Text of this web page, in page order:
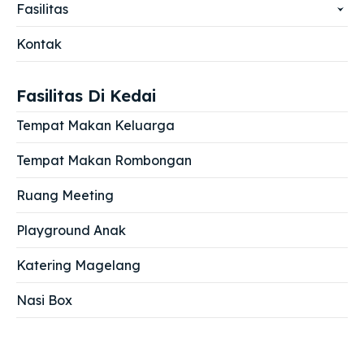
Fasilitas
Kontak
Fasilitas Di Kedai
Tempat Makan Keluarga
Tempat Makan Rombongan
Ruang Meeting
Playground Anak
Katering Magelang
Nasi Box